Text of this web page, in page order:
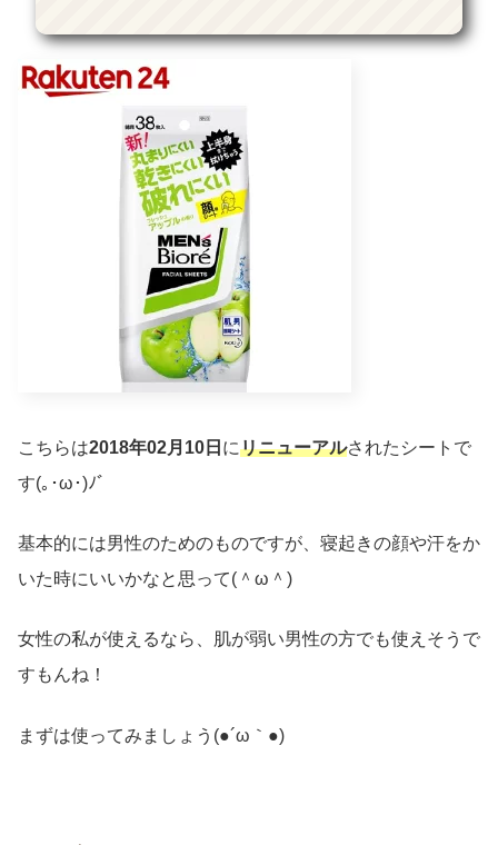
こちらは2018年02月10日 にリニューアルされたシートで
す(｡･ω･)ﾉﾞ
基本的には男性のためのものですが、寝起きの顔や汗をか
いた時にいいかなと思って(＾ω＾)
女性の私が使えるなら、肌が弱い男性の方でも使えそうで
すもんね！
まずは使ってみましょう(●´ω｀●)